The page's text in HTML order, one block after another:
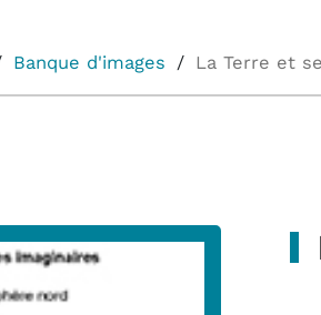
Banque d'images La Terre et